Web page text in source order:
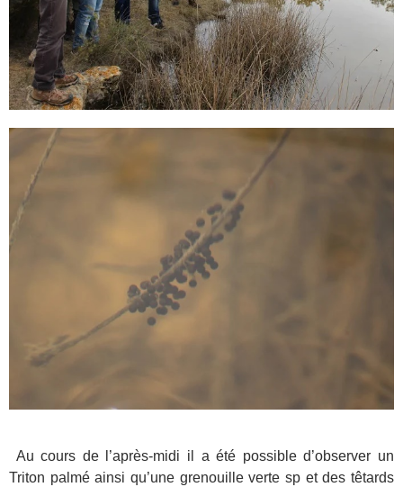
Au cours de l’après-midi il a été possible d’observer un
Triton palmé ainsi qu’une grenouille verte sp et des têtards